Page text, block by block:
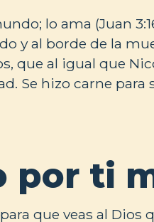
lo ama (Juan
y al borde de la
que al igual que
Se hizo carne para
por ti
que veas al Dios